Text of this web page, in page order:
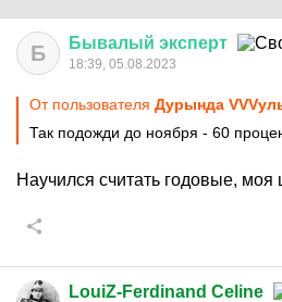
Б Бывалый эксперт
18:39, 05.08.2023
От пользователя Дурында
Так подожди до ноября - 60
Научился считать годовые, моя
LouiZ-Ferdinand Celine